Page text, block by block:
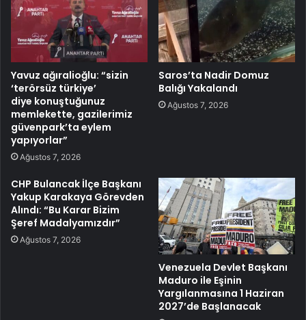
Yavuz ağıralioğlu: “sizin
‘terörsüz türkiye’
diye konuştuğunuz
memlekette, gazilerimiz
güvenpark’ta eylem
yapıyorlar”
Ağustos 7, 2026
Saros’ta Nadir Domuz
Balığı Yakalandı
Ağustos 7, 2026
CHP Bulancak İlçe Başkanı
Yakup Karakaya Görevden
Alındı: “Bu Karar Bizim
Şeref Madalyamızdır”
Ağustos 7, 2026
Venezuela Devlet Başkanı
Maduro ile Eşinin
Yargılanmasına 1 Haziran
2027’de Başlanacak